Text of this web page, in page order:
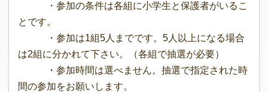
・参加の条件は各組に小学生と保護者がいるこ
とです。
・参加は1組5人までです。5人以上になる場合
は2組に分かれて下さい。（各組で抽選が必要）
・参加時間は選べません。抽選で指定された時
間の参加をお願いします。